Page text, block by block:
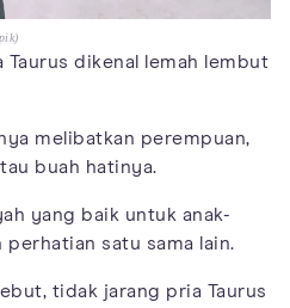
Taurus dikenal lemah lembut
melibatkan perempuan,
buah hatinya.
yang baik untuk anak-
satu sama lain.
tidak jarang pria Taurus